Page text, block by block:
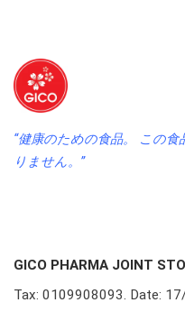
“健康のための食品。 この
りません。”
GICO PHARMA JOINT
Tax: 0109908093. Date: